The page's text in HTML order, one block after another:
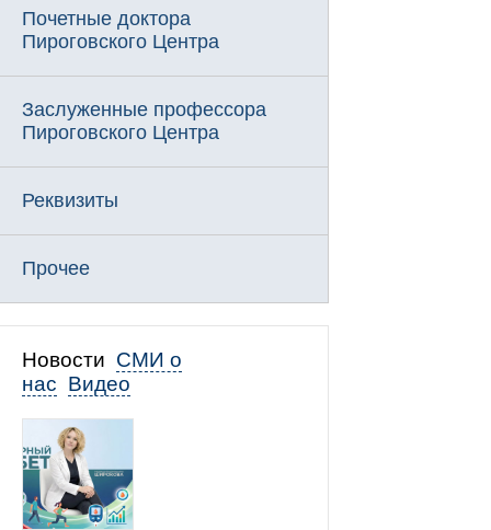
Почетные доктора
Пироговского Центра
Заслуженные профессора
Пироговского Центра
Реквизиты
Прочее
Новости СМИ о
нас Видео